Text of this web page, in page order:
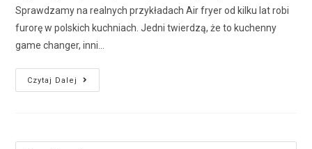
Sprawdzamy na realnych przykładach Air fryer od kilku lat robi
furorę w polskich kuchniach. Jedni twierdzą, że to kuchenny
game changer, inni…
Czytaj Dalej